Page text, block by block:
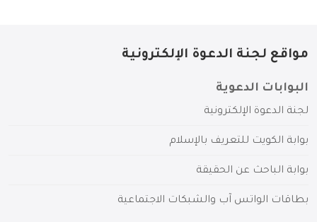
مواقع لجنة الدعوة الإلكترونية
البوابات الدعوية
لجنة الدعوة الإلكترونية
بوابة الكويت للتعريف بالإسلام
بوابة الباحث عن الحقيقة
بطاقات الواتس آب والشبكات الاجتماعية